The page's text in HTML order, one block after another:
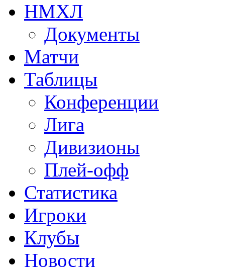
НМХЛ
Документы
Матчи
Таблицы
Конференции
Лига
Дивизионы
Плей-офф
Статистика
Игроки
Клубы
Новости